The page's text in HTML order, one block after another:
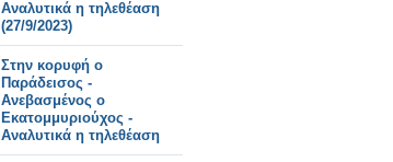
Αναλυτικά η τηλεθέαση
(27/9/2023)
Στην κορυφή ο
Παράδεισος -
Ανεβασμένος ο
Εκατομμυριούχος -
Αναλυτικά η τηλεθέαση
(26/9/2023)